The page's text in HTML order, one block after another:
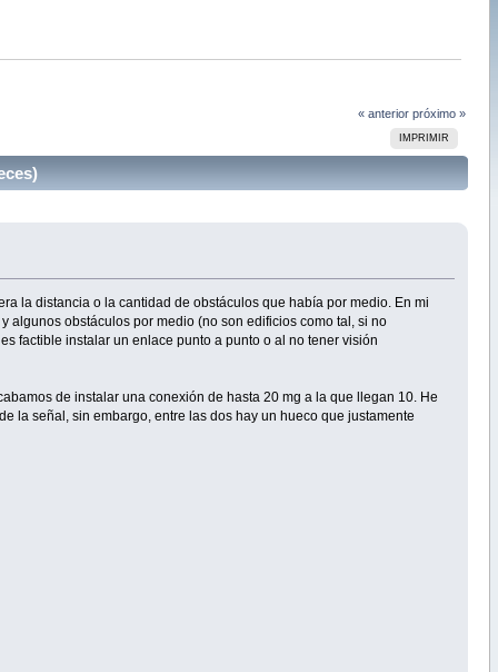
« anterior próximo »
IMPRIMIR
la distancia o la cantidad de obstáculos que había por medio. En mi
algunos obstáculos por medio (no son edificios como tal, si no
factible instalar un enlace punto a punto o al no tener visión
de instalar una conexión de hasta 20 mg a la que llegan 10. He
la señal, sin embargo, entre las dos hay un hueco que justamente